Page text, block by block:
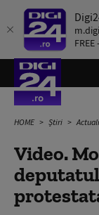
HOME Știri
Video.